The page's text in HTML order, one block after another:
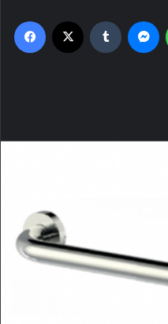
Facebook Tumblr